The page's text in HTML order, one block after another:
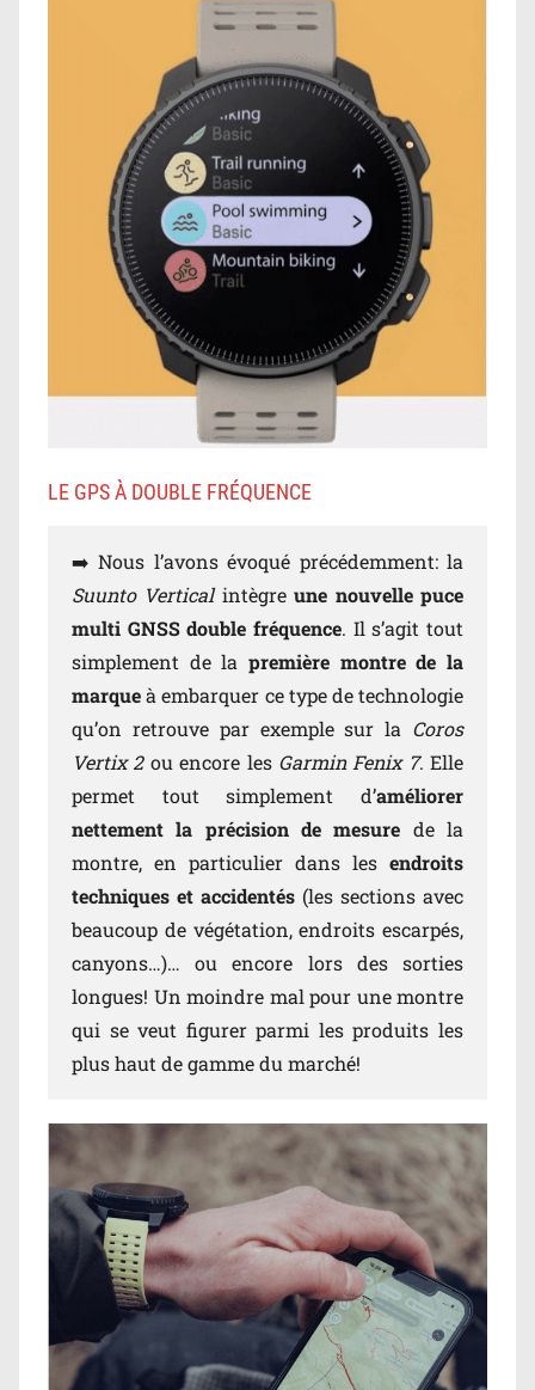
LE GPS À DOUBLE FRÉQUENCE
➡️ Nous l’avons évoqué précédemment: la
Suunto Vertical intègreune nouvelle puce
multi GNSS double fréquence. Il s’agit tout
simplement de la première montre de la
marqueà embarquer ce type de technologie
qu’on retrouve par exemple sur la Coros
Vertix 2ou encore les Garmin Fenix 7. Elle
permet tout simplement d’améliorer
nettement la précision de mesure de la
montre, en particulier dans les endroits
techniques et accidentés (les sections avec
beaucoup de végétation, endroits escarpés,
canyons…)… ou encore lors des sorties
longues! Un moindre mal pour une montre
qui se veut figurer parmi les produits les
plus haut de gamme du marché!